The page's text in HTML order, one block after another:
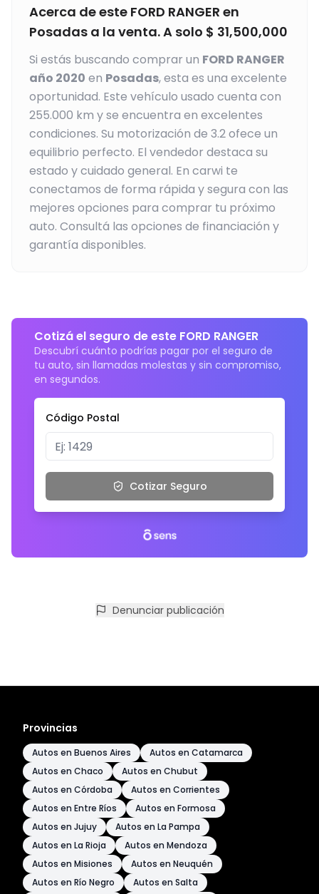
Acerca de este FORD RANGER en
Posadas a la venta. A solo $ 31,500,000
Si estás buscando comprar un FORD RANGER
año 2020 en Posadas, esta es una excelente
oportunidad. Este vehículo usado cuenta con
255.000 km y se encuentra en excelentes
condiciones. Su motorización de 3.2 ofece un
equilibrio perfecto. El vendedor destaca su
estado y cuidado general. En carwi te
conectamos de forma rápida y segura con las
mejores opciones para comprar tu próximo
auto. Consultá las opciones de financiación y
garantía disponibles.
Cotizá el seguro de este FORD RANGER
Descubrí cuánto podrías pagar por el seguro de
tu auto, sin llamadas molestas y sin compromiso,
en segundos.
Código Postal
Cotizar Seguro
Denunciar publicación
Provincias
Autos en Buenos Aires
Autos en Catamarca
Autos en Chaco
Autos en Chubut
Autos en Córdoba
Autos en Corrientes
Autos en Entre Ríos
Autos en Formosa
Autos en Jujuy
Autos en La Pampa
Autos en La Rioja
Autos en Mendoza
Autos en Misiones
Autos en Neuquén
Autos en Río Negro
Autos en Salta